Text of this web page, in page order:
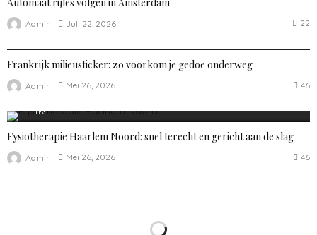
Admin Juli 22, 2026 22
Frankrijk milieusticker: zo voorkom je gedoe onderweg
Admin Mei 26, 2026 46
TIPS
Fysiotherapie Haarlem Noord: snel terecht en gericht aan de slag
Admin Mei 26, 2026 46